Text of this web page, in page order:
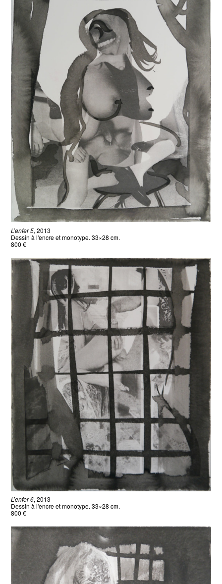
L’enfer 5, 2013
Dessin à l'encre et monotype. 33×28 cm.
800 €
L’enfer 6, 2013
Dessin à l'encre et monotype. 33×28 cm.
800 €